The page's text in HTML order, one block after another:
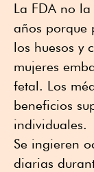
La FDA no
años porque
los huesos y
mujeres
fetal. Los
beneficios
individuales.
Se ingieren
diarias